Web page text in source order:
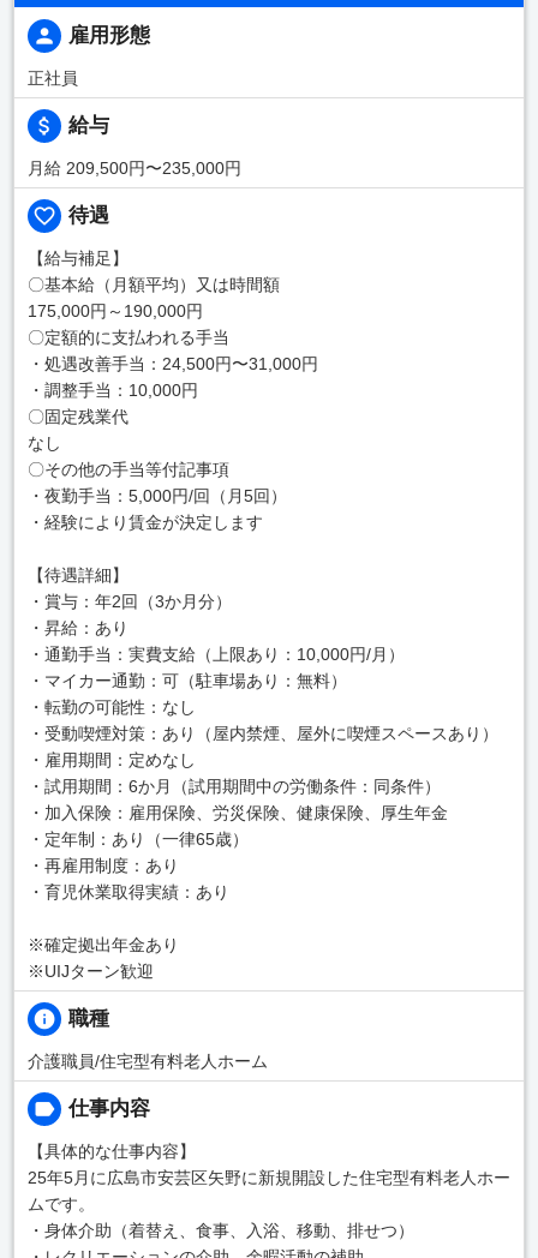
雇用形態
正社員
給与
月給 209,500円〜235,000円
待遇
【給与補足】
〇基本給（月額平均）又は時間額
175,000円～190,000円
〇定額的に支払われる手当
・処遇改善手当：24,500円〜31,000円
・調整手当：10,000円
〇固定残業代
なし
〇その他の手当等付記事項
・夜勤手当：5,000円/回（月5回）
・経験により賃金が決定します
【待遇詳細】
・賞与：年2回（3か月分）
・昇給：あり
・通勤手当：実費支給（上限あり：10,000円/月）
・マイカー通勤：可（駐車場あり：無料）
・転勤の可能性：なし
・受動喫煙対策：あり（屋内禁煙、屋外に喫煙スペースあり）
・雇用期間：定めなし
・試用期間：6か月（試用期間中の労働条件：同条件）
・加入保険：雇用保険、労災保険、健康保険、厚生年金
・定年制：あり（一律65歳）
・再雇用制度：あり
・育児休業取得実績：あり
※確定拠出年金あり
※UIJターン歓迎
職種
介護職員/住宅型有料老人ホーム
仕事内容
【具体的な仕事内容】
25年5月に広島市安芸区矢野に新規開設した住宅型有料老人ホー
ムです。
・身体介助（着替え、食事、入浴、移動、排せつ）